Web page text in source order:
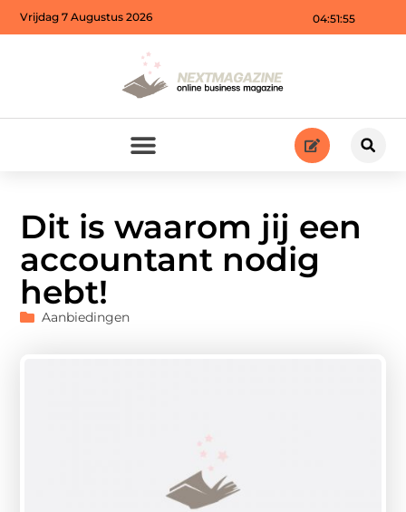
04:51:57
Vrijdag 7 Augustus 2026
Dit is waarom jij een
accountant nodig
hebt!
Aanbiedingen